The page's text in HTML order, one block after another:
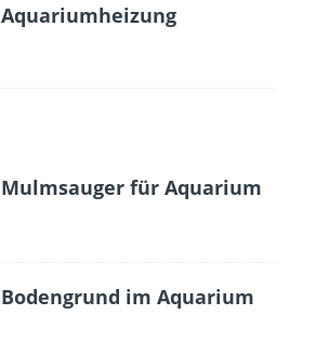
Aquariumheizung
Mulmsauger für Aquarium
Bodengrund im Aquarium